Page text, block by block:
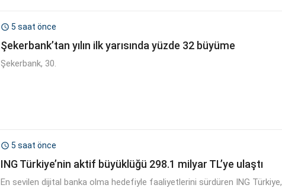
 5 saat önce
Şekerbank’tan yılın ilk yarısında yüzde 32 büyüme
Şekerbank, 30.
 5 saat önce
ING Türkiye’nin aktif büyüklüğü 298.1 milyar TL’ye ulaştı
En sevilen dijital banka olma hedefiyle faaliyetlerini sürdüren ING Türkiye,